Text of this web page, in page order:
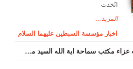
اتّخذت
المزيد...
اخبار مؤسسة السبطين عليهما السلام
تقرير مصوّر - موكب عزاء مکتب سماحة اية الله السيد مرتضى الموسوي الاصفهاني في يوم إستشهاد السيدة فاطم...